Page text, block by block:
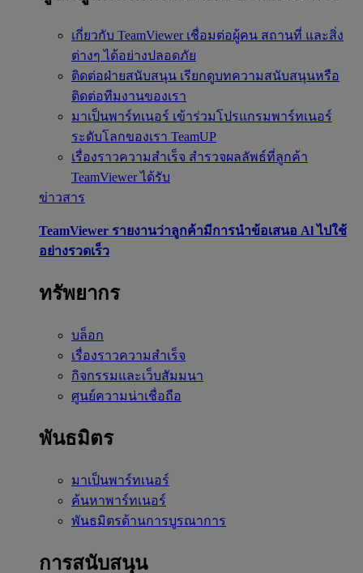
เกี่ยวกับ TeamViewer เชื่อมต่อผู้คน สถานที่ และสิ่ง
ต่างๆ ได้อย่างปลอดภัย
ติดต่อฝ่ายสนับสนุน เรียกดูบทความสนับสนุนหรือ
ติดต่อทีมงานของเรา
มาเป็นพาร์ทเนอร์ เข้าร่วมโปรแกรมพาร์ทเนอร์
ระดับโลกของเรา TeamUP
เรื่องราวความสำเร็จ สำรวจผลลัพธ์ที่ลูกค้า
TeamViewer ได้รับ
ข่าวสาร
TeamViewer รายงานว่าลูกค้ามีการนำข้อเสนอ Al ไปใช้
อย่างรวดเร็ว
ทรัพยากร
บล็อก
เรื่องราวความสำเร็จ
กิจกรรมและเว็บสัมมนา
ศูนย์ความน่าเชื่อถือ
พันธมิตร
มาเป็นพาร์ทเนอร์
ค้นหาพาร์ทเนอร์
พันธมิตรด้านการบูรณาการ
การสนับสนุน